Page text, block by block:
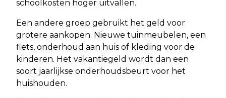
schoolkosten hoger uitvallen.
Een andere groep gebruikt het geld voor
grotere aankopen. Nieuwe tuinmeubelen, een
fiets, onderhoud aan huis of kleding voor de
kinderen. Het vakantiegeld wordt dan een
soort jaarlijkse onderhoudsbeurt voor het
huishouden.